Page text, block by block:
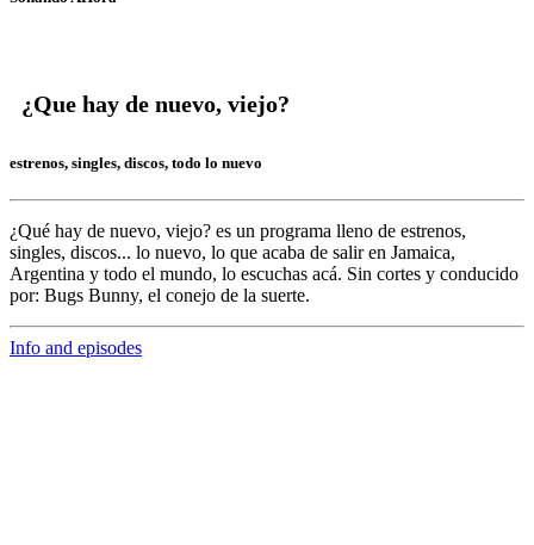
¿Que hay de nuevo, viejo?
estrenos, singles, discos, todo lo nuevo
¿Qué hay de nuevo, viejo? es un programa lleno de estrenos,
singles, discos... lo nuevo, lo que acaba de salir en Jamaica,
Argentina y todo el mundo, lo escuchas acá. Sin cortes y conducido
por: Bugs Bunny, el conejo de la suerte.
Info and episodes